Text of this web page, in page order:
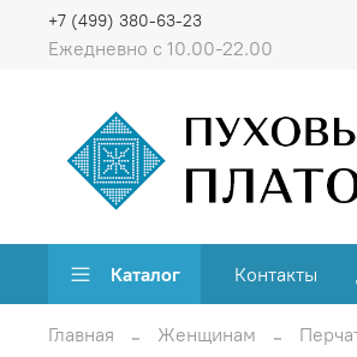
Ежедневно с 10.00-22.00
+7 (499) 380-63-23
Каталог Контакты
Главная Женщинам